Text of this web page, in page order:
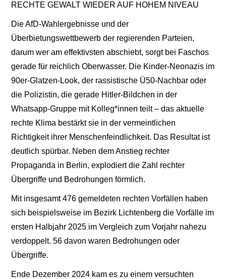
RECHTE GEWALT WIEDER AUF HOHEM NIVEAU
Die AfD-Wahlergebnisse und der
Überbietungswettbewerb der regierenden Parteien,
darum wer am effektivsten abschiebt, sorgt bei Faschos
gerade für reichlich Oberwasser. Die Kinder-Neonazis im
90er-Glatzen-Look, der rassistische Ü50-Nachbar oder
die Polizistin, die gerade Hitler-Bildchen in der
Whatsapp-Gruppe mit Kolleg*innen teilt – das aktuelle
rechte Klima bestärkt sie in der vermeintlichen
Richtigkeit ihrer Menschenfeindlichkeit. Das Resultat ist
deutlich spürbar. Neben dem Anstieg rechter
Propaganda in Berlin, explodiert die Zahl rechter
Übergriffe und Bedrohungen förmlich.
Mit insgesamt 476 gemeldeten rechten Vorfällen haben
sich beispielsweise im Bezirk Lichtenberg die Vorfälle im
ersten Halbjahr 2025 im Vergleich zum Vorjahr nahezu
verdoppelt. 56 davon waren Bedrohungen oder
Übergriffe.
Ende Dezember 2024 kam es zu einem versuchten